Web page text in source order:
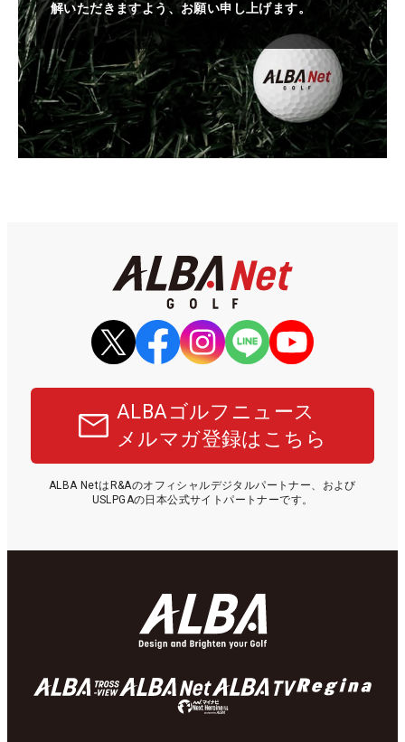
解いただきますよう、お願い申し上げます。
ALBAゴルフニュース
メルマガ登録はこちら
ALBA NetはR&Aのオフィシャルデジタルパートナー、および
USLPGAの日本公式サイトパートナーです。